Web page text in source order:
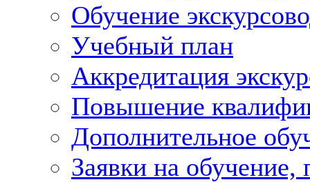
Обучение
Учебный план
Аккредитация
Повышение
Дополнительное
Заявки на